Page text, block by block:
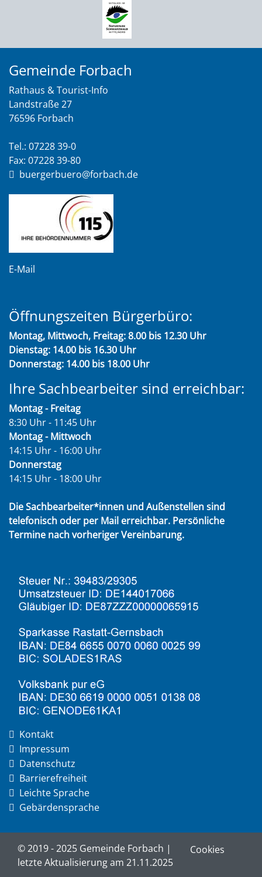
Gemeinde Forbach
Rathaus & Tourist-Info
Landstraße 27
76596 Forbach
Tel.: 07228 39-0
Fax: 07228 39-80
buergerbuero@forbach.de
E-Mail
Öffnungszeiten Bürgerbüro:
Montag, Mittwoch, Freitag: 8.00 bis 12.30 Uhr
Dienstag: 14.00 bis 16.30 Uhr
Donnerstag: 14.00 bis 18.00 Uhr
Ihre Sachbearbeiter sind erreichbar:
Montag - Freitag
8:30 Uhr - 11:45 Uhr
Montag - Mittwoch
14:15 Uhr - 16:00 Uhr
Donnerstag
14:15 Uhr - 18:00 Uhr
Die Sachbearbeiter*innen und Außenstellen sind
telefonisch oder per Mail erreichbar. Persönliche
Termine nach vorheriger Vereinbarung.
Kontakt
Impressum
Datenschutz
Barrierefreiheit
Leichte Sprache
Gebärdensprache
© 2019 - 2025 Gemeinde Forbach |
letzte Aktualisierung am 21.11.2025
Cookies